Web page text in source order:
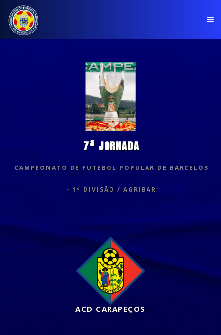
CLUBES
7ª JORNADA
CAMPEONATO DE FUTEBOL POPULAR DE BARCELOS
- 1º DIVISÃO / AGRIBAR
ACD CARAPEÇOS